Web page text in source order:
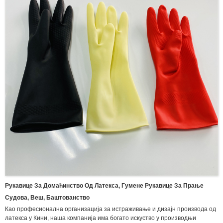
производи за рукавице.
Рукавице За Домаћинство Од Латекса, Гумене Рукавице За Прање
Судова, Веш, Баштованство
Као професионална организација за истраживање и дизајн производа од
латекса у Кини, наша компанија има богато искуство у производњи